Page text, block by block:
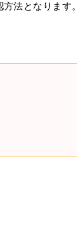
法となります。